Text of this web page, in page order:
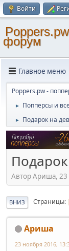
Войти
форум
Главное меню
Poppers.pw -
► Попперсы и
► Подарок на
Автор Ариша, 23
ВНИЗ Страницы
Ариша
23 ноября 2016,